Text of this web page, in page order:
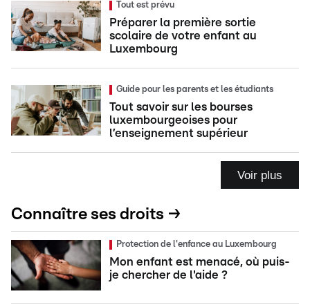
Tout est prévu
Préparer la première sortie
scolaire de votre enfant au
Luxembourg
Guide pour les parents et les étudiants
Tout savoir sur les bourses
luxembourgeoises pour
l’enseignement supérieur
Voir plus
Connaître ses droits →
Protection de l'enfance au Luxembourg
Mon enfant est menacé, où puis-
je chercher de l'aide ?